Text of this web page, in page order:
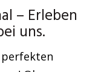
– Erleben
uns.